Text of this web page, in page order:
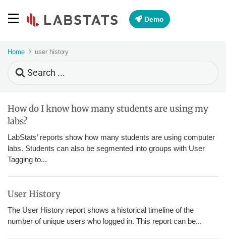
Demo
Home user history
For
How do I know how many students are using my
labs?
LabStats’ reports show how many students are using computer
labs. Students can also be segmented into groups with User
Tagging to...
User History
The User History report shows a historical timeline of the
number of unique users who logged in. This report can be...